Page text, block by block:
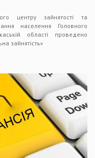
центру зайнятості та
населення Головного
області проведено
зайнятість»